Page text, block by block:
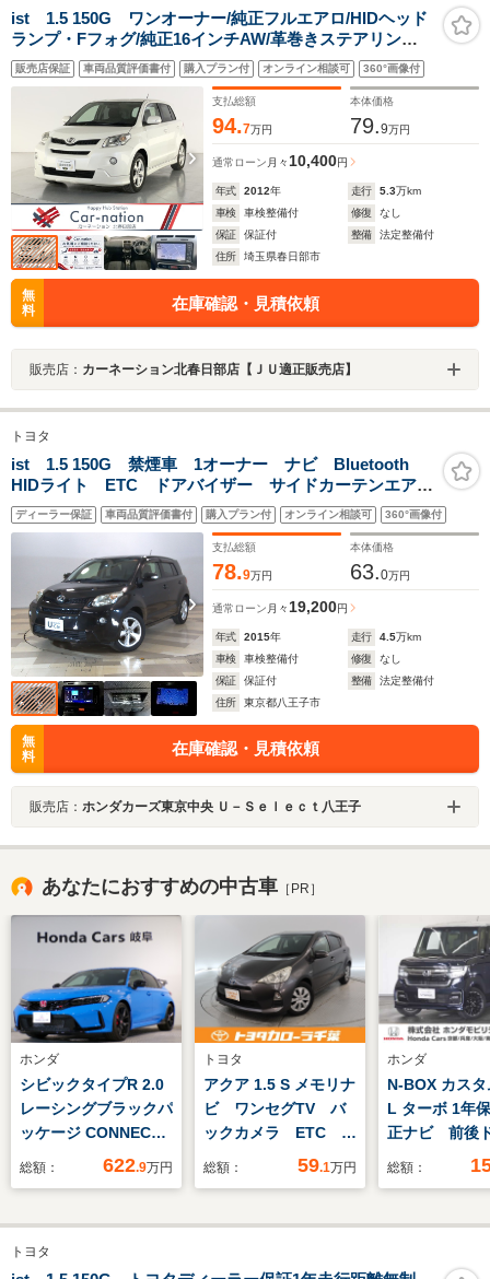
ist 1.5 150G ワンオーナー/純正フルエアロ/HIDヘッド
ランプ・Fフォグ/純正16インチAW/革巻きステアリン
グ/AAC/純正SDナビ/フルセグTV/DVD再生/Bluetooth/バ
ックカメラ/ETC
販売店保証 車両品質評価書付 購入プラン付 オンライン相談可 360°画像付
支払総額
94.7万円
本体価格
79.9万円
通常ローン 月々10,400円
年式 2012年 走行 5.3万km
車検
車検整備付 修復
なし
保証
保証付 整備
法定整備付
住所
埼玉県春日部市
無
料
在庫確認・見積依頼
販売店： カーネーション北春日部店【ＪＵ適正販売店】
トヨタ
ist 1.5 150G 禁煙車 1オーナー ナビ Bluetooth
HIDライト ETC ドアバイザー サイドカーテンエアバ
ック ワンセグチューナー 16インチアルミホイール
スマートキー オートエアコン CD
ディーラー保証 車両品質評価書付 購入プラン付 オンライン相談可 360°画像付
支払総額
78.9万円
本体価格
63.0万円
通常ローン 月々 19,200円
年式 2015年 走行 4.5万km
車検
車検整備付 修復
なし
保証
保証付 整備
法定整備付
住所
東京都八王子市
無
料
在庫確認・見積依頼
販売店： ホンダカーズ東京中央 Ｕ－Ｓｅｌｅｃｔ八王子
あなたにおすすめの中古車 ［PR］
ホンダ
シビックタイプR 2.0
レーシングブラックパ
ッケージ CONNECT
ディスプレーApple
レス充電器Bluetooth
10.2インチデジタルグ
総額： 622.9万円
トヨタ
アクア 1.5 S メモリナ
ビ ワンセグTV バ
ックカメラ ETC オ
ートエアコン スペア
総額： 59.1万円
ホンダ
N-BOX カス
L ターボ 1年
正ナビ 前後
コ ETC バ
ルーズコン
総額：
トヨタ